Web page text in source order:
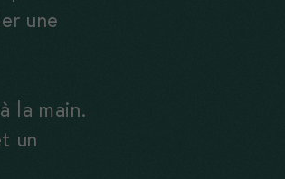
une
la main.
un